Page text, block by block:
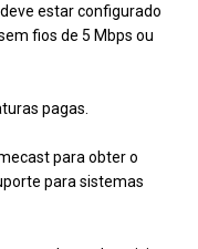
estar configurado
fios de 5 Mbps ou
pagas.
para obter o
para sistemas